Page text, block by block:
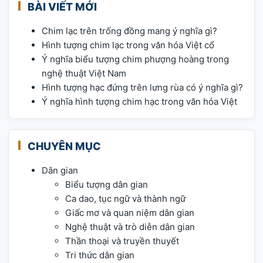
BÀI VIẾT MỚI
Chim lạc trên trống đồng mang ý nghĩa gì?
Hình tượng chim lạc trong văn hóa Việt cổ
Ý nghĩa biểu tượng chim phượng hoàng trong
nghệ thuật Việt Nam
Hình tượng hạc đứng trên lưng rùa có ý nghĩa gì?
Ý nghĩa hình tượng chim hạc trong văn hóa Việt
CHUYÊN MỤC
Dân gian
Biểu tượng dân gian
Ca dao, tục ngữ và thành ngữ
Giấc mơ và quan niệm dân gian
Nghệ thuật và trò diễn dân gian
Thần thoại và truyền thuyết
Tri thức dân gian